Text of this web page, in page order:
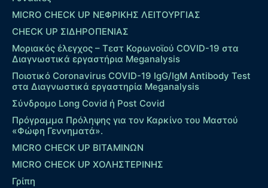
MICRO CHECK UP ΝΕΦΡΙΚΗΣ ΛΕΙΤΟΥΡΓΙΑΣ
CHECK UP ΣΙΔΗΡΟΠΕΝΙΑΣ
Μοριακός έλεγχος – Τεστ Κορωνοϊού COVID-19 στα
Διαγνωστικά εργαστήρια Meganalysis
Ποιοτικό Coronavirus COVID-19 IgG/IgM Antibody Test
στα Διαγνωστικά εργαστηρία Meganalysis
Σύνδρομο Long Covid ή Post Covid
Πρόγραμμα Πρόληψης για τον Καρκίνο του Μαστού
«Φώφη Γεννηματά».
MICRO CHECK UP ΒΙΤΑΜΙΝΩΝ
MICRO CHECK UP ΧΟΛΗΣΤΕΡΙΝΗΣ
Γρίπη